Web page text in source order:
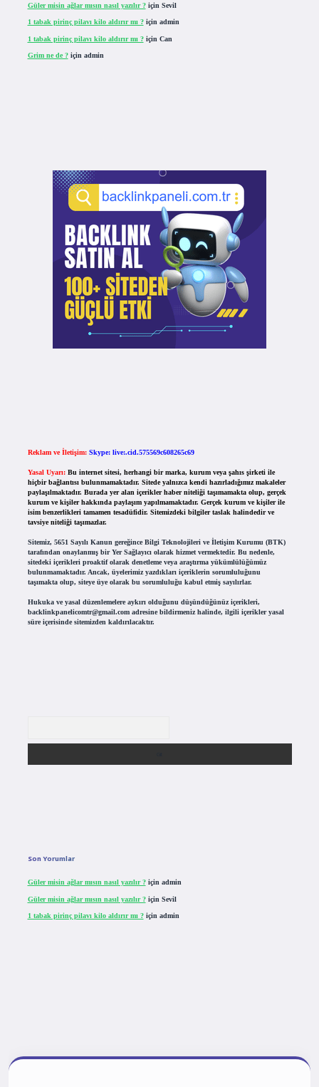
Güler misin ağlar mısın nasıl yazılır ?için Sevil
1 tabak pirinç pilavı kilo aldırır mı ?için admin
1 tabak pirinç pilavı kilo aldırır mı ?için Can
Grim ne de ?için admin
Reklam ve İletişim: Skype: live:.cid.575569c608265c69
Yasal Uyarı: Bu internet sitesi, herhangi bir marka, kurum veya şahıs şirketi ile
hiçbir bağlantısı bulunmamaktadır. Sitede yalnızca kendi hazırladığımız makaleler
paylaşılmaktadır. Burada yer alan içerikler haber niteliği taşımamakta olup, gerçek
kurum ve kişiler hakkında paylaşım yapılmamaktadır. Gerçek kurum ve kişiler ile
isim benzerlikleri tamamen tesadüfidir. Sitemizdeki bilgiler taslak halindedir ve
tavsiye niteliği taşımazlar.
Sitemiz, 5651 Sayılı Kanun gereğince Bilgi Teknolojileri ve İletişim Kurumu (BTK)
tarafından onaylanmış bir Yer Sağlayıcı olarak hizmet vermektedir. Bu nedenle,
sitedeki içerikleri proaktif olarak denetleme veya araştırma yükümlülüğümüz
bulunmamaktadır. Ancak, üyelerimiz yazdıkları içeriklerin sorumluluğunu
taşımakta olup, siteye üye olarak bu sorumluluğu kabul etmiş sayılırlar.
Hukuka ve yasal düzenlemelere aykırı olduğunu düşündüğünüz içerikleri,
backlinkpanelicomtr@gmail.comadresine bildirmeniz halinde, ilgili içerikler yasal
süre içerisinde sitemizden kaldırılacaktır.
Son Yorumlar
Güler misin ağlar mısın nasıl yazılır ?için admin
Güler misin ağlar mısın nasıl yazılır ?için Sevil
1 tabak pirinç pilavı kilo aldırır mı ?için admin